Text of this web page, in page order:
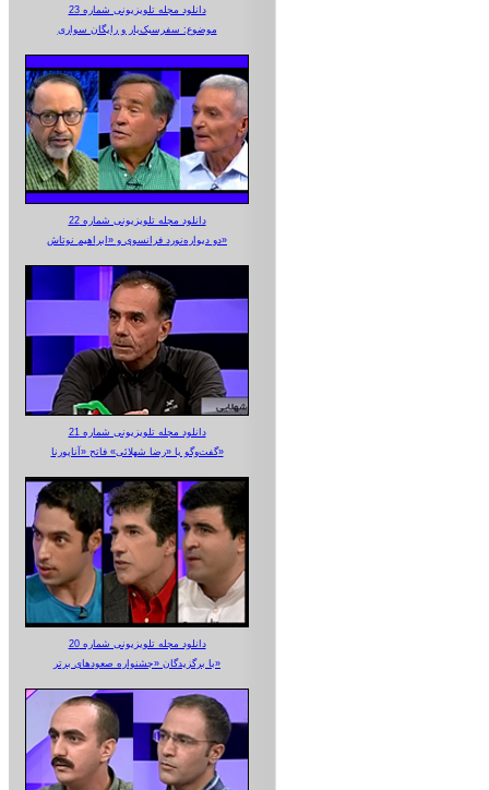
دانلود مجله تلویزیونی شماره 23
موضوع: سفرسبک‌بار و رایگان سواری
دانلود مجله تلویزیونی شماره 22
دو دیواره‌نورد فرانسوی و «ابراهیم نوتاش»
دانلود مجله تلویزیونی شماره 21
گفت‌وگو با «رضا شهلائی» فاتح «آناپورنا»
دانلود مجله تلویزیونی شماره 20
با برگزیدگان «جشنواره صعودهای برتر»